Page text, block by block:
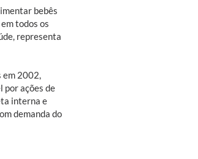
bebês
todos os
representa
em 2002,
por ações de
interna e
demanda do